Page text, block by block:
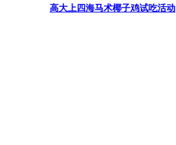
高大上四海马术椰子鸡试吃活动